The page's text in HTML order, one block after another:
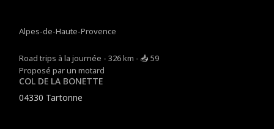
Alpes-de-Haute-Provence
Road trips à la journée - 326 km - 📥 59
Proposé par un motard
COL DE LA BONETTE
04330 Tartonne